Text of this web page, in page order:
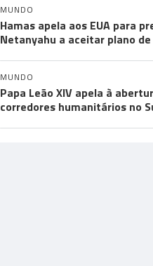
MUNDO
Hamas apela aos EUA para
Netanyahu a aceitar plano de
MUNDO
Papa Leão XIV apela à
corredores humanitários no